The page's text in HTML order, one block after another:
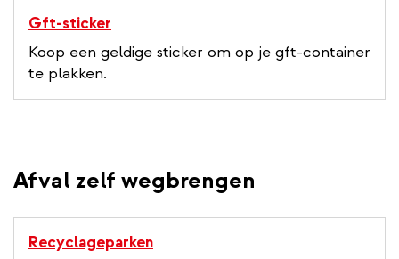
Gft-sticker
Koop een geldige sticker om op je gft-container
te plakken.
Afval zelf wegbrengen
Recyclageparken